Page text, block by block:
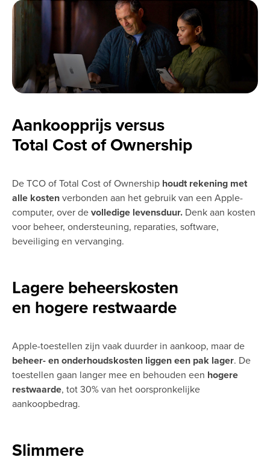
Aankoopprijs versus
Total Cost of Ownership
De TCO of Total Cost of Ownership houdt rekening met
alle kostenverbonden aan het gebruik van een Apple-
computer, over devolledige levensduur. Denk aan kosten
voor beheer, ondersteuning, reparaties, software,
beveiliging en vervanging.
Lagere beheerskosten
en hogere restwaarde
Apple-toestellen zijn vaak duurder in aankoop, maar de
beheer- en onderhoudskosten liggen een pak lager. De
toestellen gaan langer mee en behouden een hogere
restwaarde, tot 30% van het oorspronkelijke
aankoopbedrag.
Slimmere